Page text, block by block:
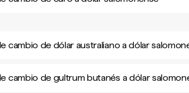
cambio de dólar australiano a dólar
cambio de gultrum butanés a dólar